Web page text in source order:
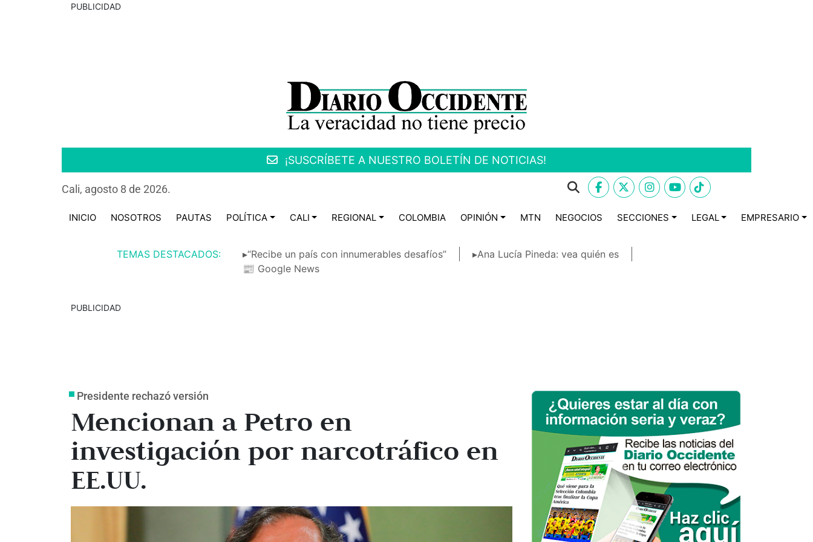
PUBLICIDAD
¡SUSCRÍBETE A NUESTRO BOLETÍN DE NOTICIAS!
Cali, agosto 8 de 2026.
INICIO NOSOTROS PAUTAS POLÍTICA CALI REGIONAL COLOMBIA OPINIÓN MTN NEGOCIOS SECCIONES LEGAL EMPRESARIO
TEMAS DESTACADOS: ▸“Recibe un país con innumerables desafíos”
▸Ana Lucía Pineda: vea quién es
📰 Google News
PUBLICIDAD
Presidente rechazó versión
Mencionan a Petro en
investigación por narcotráfico en
EE.UU.